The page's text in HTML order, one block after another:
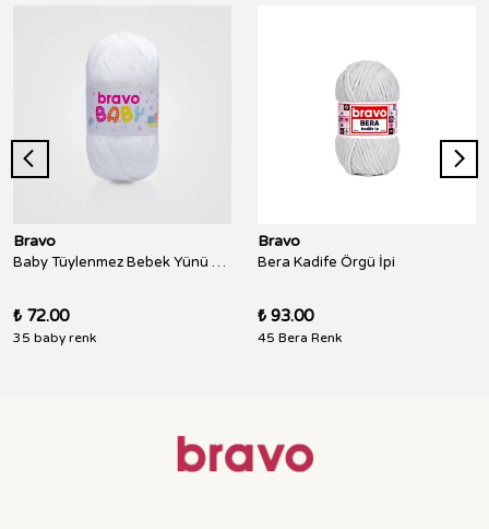
Bravo
Baby Tüylenmez Bebek Yünü 100 Gr 250 Metre
₺ 72.00
35 baby renk
Bravo
Bera Kadife Örgü İpi
₺ 93.00
45 Bera Renk